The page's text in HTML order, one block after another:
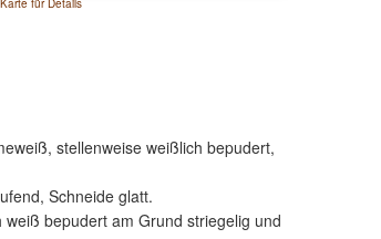
stellenweise weißlich bepudert,
Schneide glatt.
bepudert am Grund striegelig und